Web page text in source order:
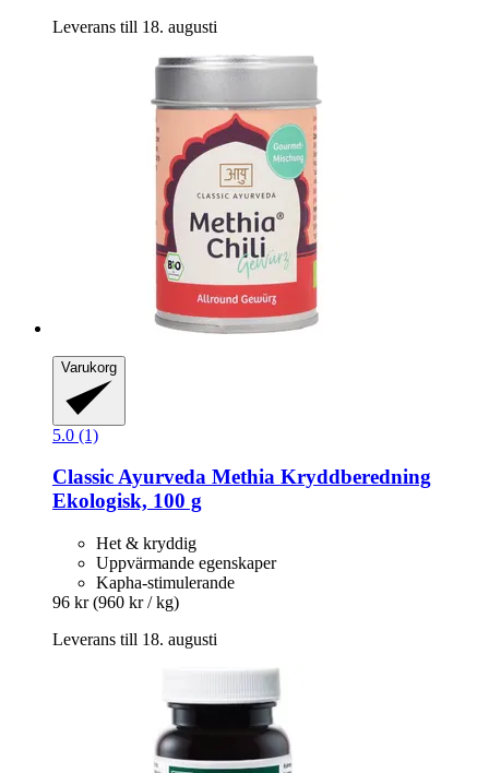
Leverans till 18. augusti
Varukorg
5.0 (1)
Classic Ayurveda Methia Kryddberedning
Ekologisk, 100 g
Het & kryddig
Uppvärmande egenskaper
Kapha-stimulerande
96 kr (960 kr / kg)
Leverans till 18. augusti